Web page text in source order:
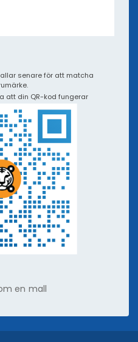
senare för att matcha
att din QR-kod fungerar
en mall